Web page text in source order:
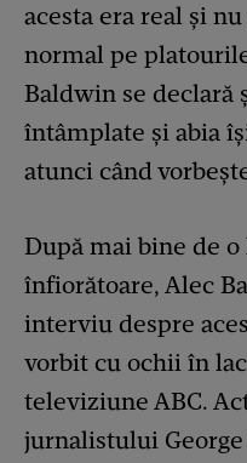
acesta era real și
normal pe
Baldwin se declară
întâmplate și abia
atunci când
După mai bine de o
înfiorătoare, Alec
interviu despre
vorbit cu ochii în
televiziune ABC.
jurnalistului